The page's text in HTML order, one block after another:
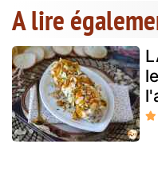
A lire